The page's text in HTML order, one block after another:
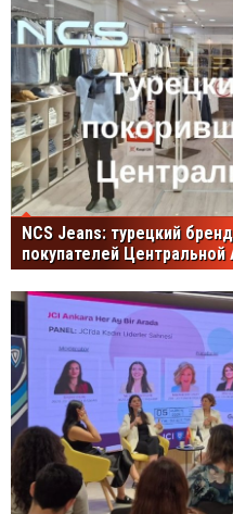
NCS Jeans: турецкий
покупателей Центральной